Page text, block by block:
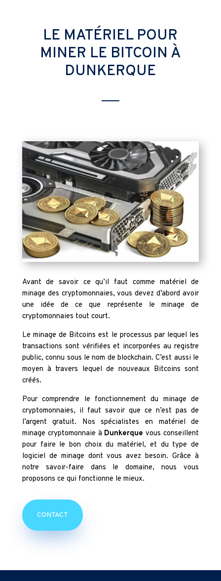
LE MATÉRIEL POUR
MINER LE BITCOIN À
DUNKERQUE
Avant de savoir ce qu’il faut comme matériel de
minage des cryptomonnaies, vous devez d’abord avoir
une idée de ce que représente le minage de
cryptomonnaies tout court.
Le minage de Bitcoins est le processus par lequel les
transactions sont vérifiées et incorporées au registre
public, connu sous le nom de blockchain. C’est aussi le
moyen à travers lequel de nouveaux Bitcoins sont
créés.
Pour comprendre le fonctionnement du minage de
cryptomonnaies, il faut savoir que ce n’est pas de
l’argent gratuit. Nos spécialistes en matériel de
minage cryptomonnaie à Dunkerque vous conseillent
pour faire le bon choix du matériel, et du type de
logiciel de minage dont vous avez besoin. Grâce à
notre savoir-faire dans le domaine, nous vous
proposons ce qui fonctionne le mieux.
CONTACT